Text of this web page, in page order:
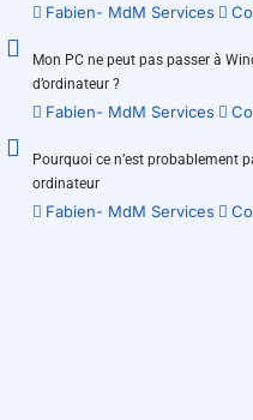
Fabien- MdM Services
Mon PC ne peut pas passer à
d’ordinateur ?
Fabien- MdM Services
Pourquoi ce n’est probablement
ordinateur
Fabien- MdM Services